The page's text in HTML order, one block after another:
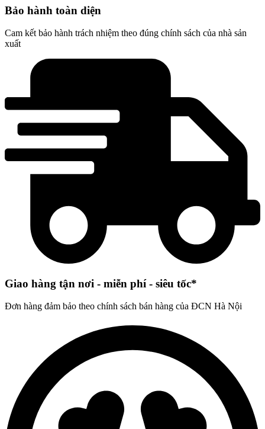
Bảo hành toàn diện
Cam kết bảo hành trách nhiệm theo đúng chính sách của nhà sản
xuất
Giao hàng tận nơi - miễn phí - siêu tốc*
Đơn hàng đảm bảo theo chính sách bán hàng của ĐCN Hà Nội